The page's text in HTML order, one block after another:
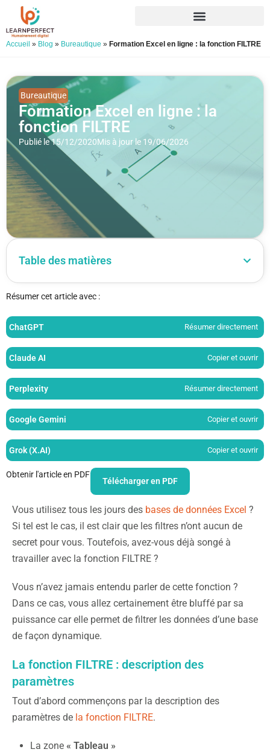
Accueil » Blog » Bureautique » Formation Excel en ligne : la fonction FILTRE
Bureautique
Formation Excel en ligne : la
fonction FILTRE
Publié le 15/12/2020Mis à jour le 19/06/2026
Table des matières
Résumer cet article avec :
ChatGPT Résumer directement
Claude AI Copier et ouvrir
Perplexity Résumer directement
Google Gemini Copier et ouvrir
Grok (X.AI) Copier et ouvrir
Obtenir l'article en PDF
Télécharger en PDF
Vous utilisez tous les jours des bases de données Excel ?
Si tel est le cas, il est clair que les filtres n’ont aucun de
secret pour vous. Toutefois, avez-vous déjà songé à
travailler avec la fonction FILTRE ?
Vous n’avez jamais entendu parler de cette fonction ?
Dans ce cas, vous allez certainement être bluffé par sa
puissance car elle permet de filtrer les données d’une base
de façon dynamique.
La fonction FILTRE : description des
paramètres
Tout d’abord commençons par la description des
paramètres de la fonction FILTRE.
La zone « Tableau »